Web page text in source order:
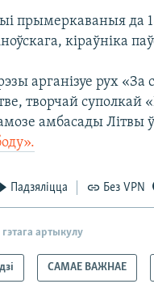
прымеркаваныя да
кіраўніка
арганізуе рух «За
творчай суполкай
амбасады Літвы
Падзяліцца Без VPN
артыкулу
САМАЕ ВАЖНАЕ